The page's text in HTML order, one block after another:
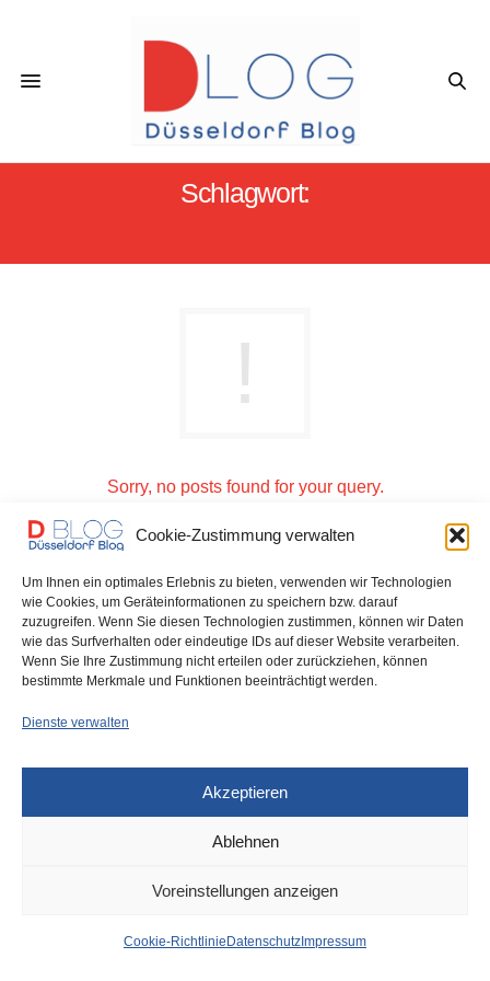
Cookie-Zustimmung verwalten
Um Ihnen ein optimales Erlebnis zu bieten, verwenden wir Technologien
wie Cookies, um Geräteinformationen zu speichern bzw. darauf
zuzugreifen. Wenn Sie diesen Technologien zustimmen, können wir Daten
wie das Surfverhalten oder eindeutige IDs auf dieser Website verarbeiten.
Wenn Sie Ihre Zustimmung nicht erteilen oder zurückziehen, können
bestimmte Merkmale und Funktionen beeinträchtigt werden.
Dienste verwalten
Akzeptieren
Ablehnen
Voreinstellungen anzeigen
Cookie-Richtlinie Datenschutz Impressum
Schlagwort:
Sorry, no posts found for your query.
IMPRESSUM DATENSCHUTZ COOKIE-RICHTLINIE (EU)